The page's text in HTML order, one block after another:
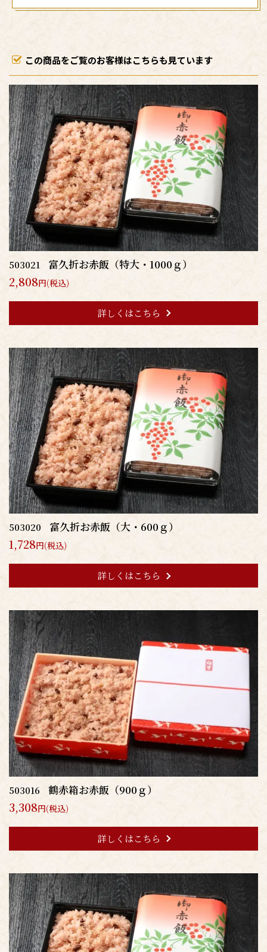
この商品をご覧のお客様はこちらも見ています
503021 富久折お赤飯（特大・1000ｇ）
2,808円(税込)
詳しくはこちら
503020 富久折お赤飯（大・600ｇ）
1,728円(税込)
詳しくはこちら
503016 鶴赤箱お赤飯（900ｇ）
3,308円(税込)
詳しくはこちら